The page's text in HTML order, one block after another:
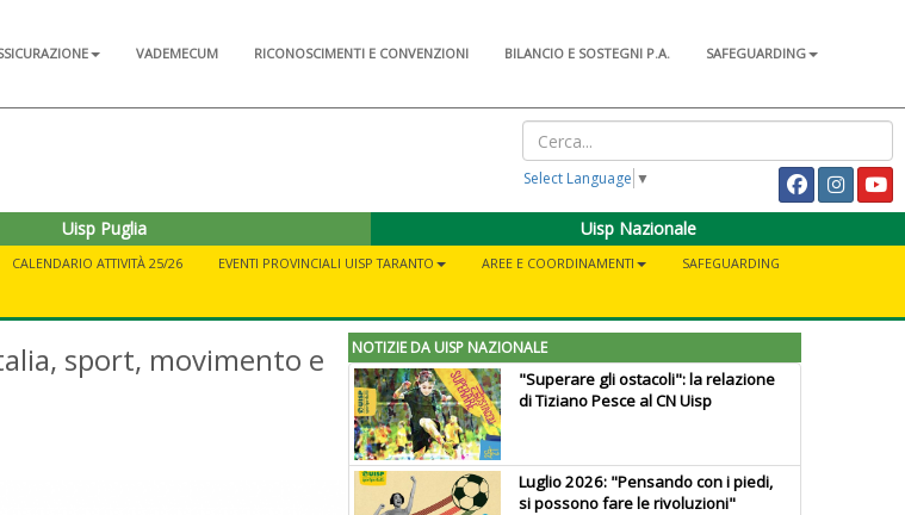
VADEMECUM RICONOSCIMENTI E CONVENZIONI BILANCIO E SOSTEGNI P.A.
SAFEGUARDING
Select Language ▼
Uisp Puglia Uisp Nazionale
CALENDARIO ATTIVITÀ 25/26 EVENTI PROVINCIALI UISP TARANTO AREE E COORDINAMENTI
SAFEGUARDING
sport, movimento e NOTIZIE DA UISP NAZIONALE
"Superare gli ostacoli": la relazione
di Tiziano Pesce al CN Uisp
Luglio 2026: "Pensando con i piedi,
si possono fare le rivoluzioni"